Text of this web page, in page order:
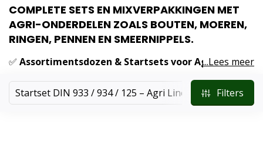
COMPLETE SETS EN MIXVERPAKKINGEN MET
AGRI-ONDERDELEN ZOALS BOUTEN, MOEREN,
RINGEN, PENNEN EN SMEERNIPPELS.
✅ Assortimentsdozen & Startsets voor Agri-
Of je nu werkt aan landbouwmachines, aanhangers of
constructies — met deze sets heb je altijd de juiste
...Lees meer
Startset DIN 933 / 934 / 125 – Agri Line Startset DIN
Filters